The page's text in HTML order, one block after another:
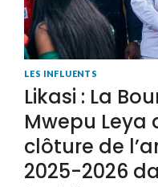
LES INFLUENTS
Likasi : La
Mwepu
clôture de
2025-2026